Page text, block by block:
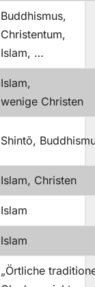
Buddhismus,
Christentum,
Islam, …
Islam,
wenige Christen
Shintō,
Islam, Christen
Islam
Islam
„Örtliche